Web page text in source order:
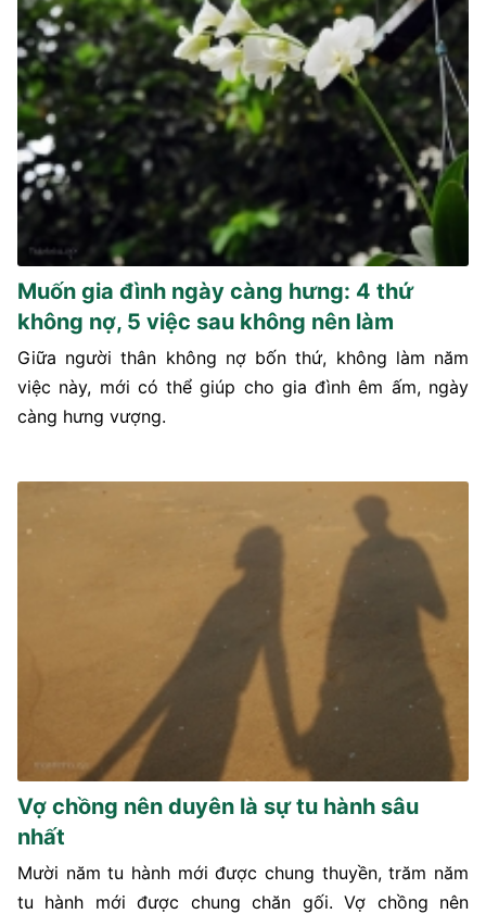
Muốn gia đình ngày càng hưng: 4 thứ
không nợ, 5 việc sau không nên làm
Giữa người thân không nợ bốn thứ, không làm năm
việc này, mới có thể giúp cho gia đình êm ấm, ngày
càng hưng vượng.
Vợ chồng nên duyên là sự tu hành sâu
nhất
Mười năm tu hành mới được chung thuyền, trăm năm
tu hành mới được chung chăn gối. Vợ chồng nên